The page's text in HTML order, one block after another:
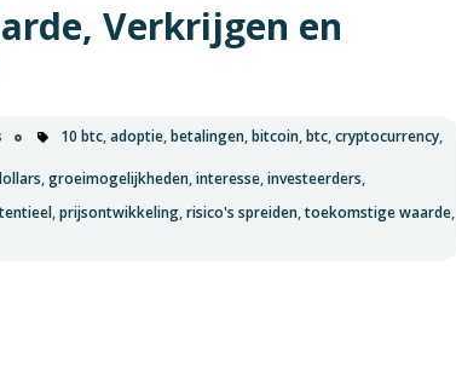
Verkrijgen en
10 btc,adoptie,betalingen,bitcoin,btc,cryptocurrency,
,groeimogelijkheden,interesse,investeerders,
,prijsontwikkeling,risico's spreiden,toekomstige waarde,